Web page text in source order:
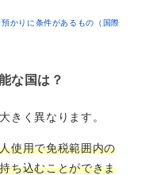
かりに条件があるもの（国際
な国は？
きく異なります。
使用で免税範囲内の
ち込むことができま